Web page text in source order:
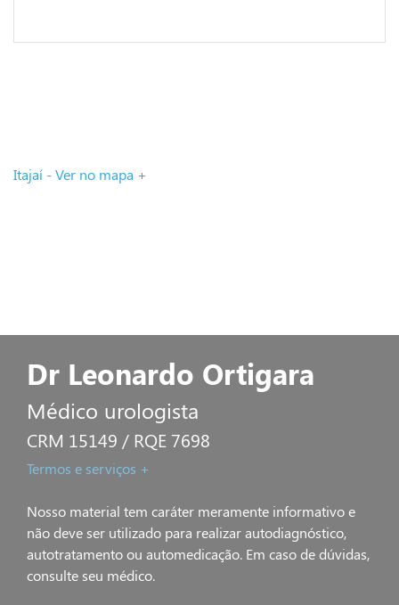
Itajaí - Ver no mapa +
Dr Leonardo Ortigara
Médico urologista
CRM 15149 / RQE 7698
Termos e serviços +
Nosso material tem caráter meramente informativo e
não deve ser utilizado para realizar autodiagnóstico,
autotratamento ou automedicação. Em caso de dúvidas,
consulte seu médico.